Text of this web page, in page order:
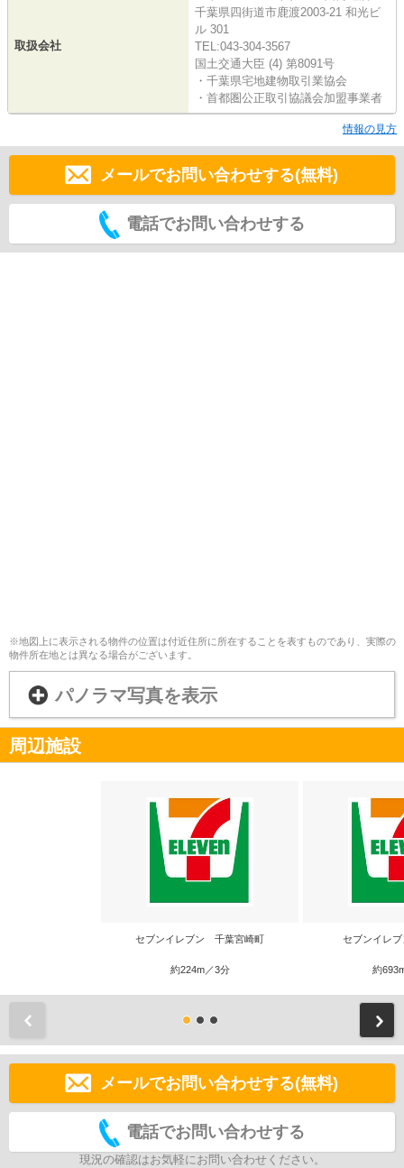
取扱会社
千葉県四街道市鹿渡2003-21 和光ビ
ル 301
TEL:043-304-3567
国土交通大臣 (4) 第8091号
・千葉県宅地建物取引業協会
・首都圏公正取引協議会加盟事業者
情報の見方
メールでお問い合わせする(無料)
電話でお問い合わせする
※地図上に表示される物件の位置は付近住所に所在することを表すものであり、実際の
物件所在地とは異なる場合がございます。
パノラマ写真を表示
周辺施設
セブンイレブン 千葉宮崎町
約224m／3分
セブンイレ
約
メールでお問い合わせする(無料)
電話でお問い合わせする
現況の確認はお気軽にお問い合わせください。